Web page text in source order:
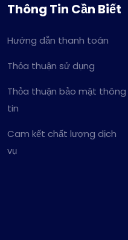
Thông Tin Cần Biết
Hướng dẫn thanh toán
Thỏa thuận sử dụng
Thỏa thuận bảo mật thông
tin
Cam kết chất lượng dịch
vụ